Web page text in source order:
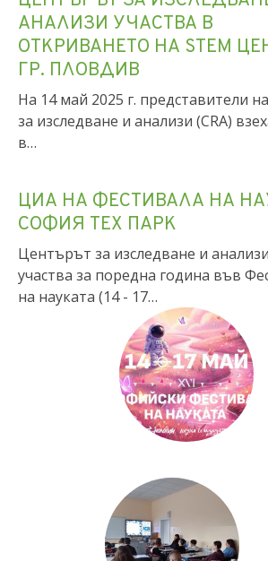
ЦЕНТЪРЪТ ЗА
АНАЛИЗИ УЧАСТВА В
ОТКРИВАНЕТО НА STEM
ГР. ПЛОВДИВ
На 14 май 2025 г. представители
за изследване и анализи (CRA)
в…
ЦИА НА ФЕСТИВАЛА НА
СОФИЯ ТЕХ ПАРК
Центърът за изследване и
участва за поредна година във
на науката (14 - 17…